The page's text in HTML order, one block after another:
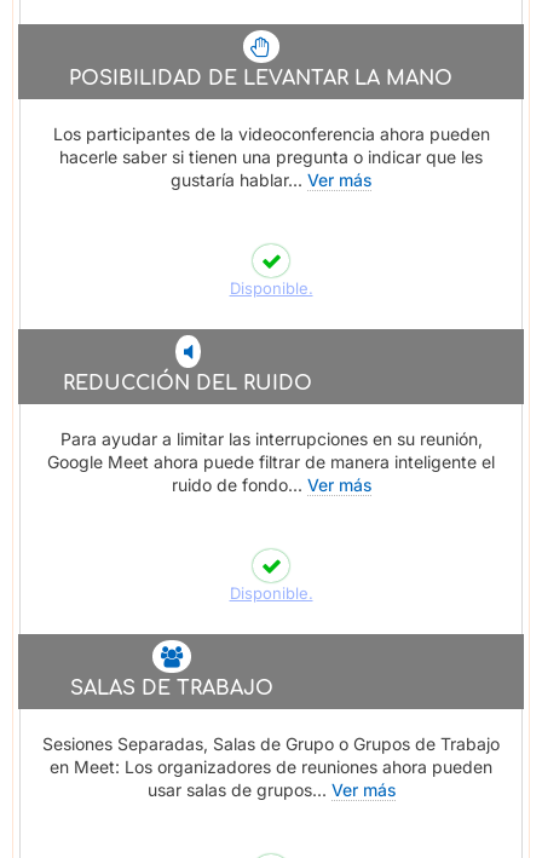
POSIBILIDAD DE LEVANTAR LA MANO
Los participantes de la videoconferencia ahora pueden
hacerle saber si tienen una pregunta o indicar que les
gustaría hablar... Ver más
Disponible.
REDUCCIÓN DEL RUIDO
Para ayudar a limitar las interrupciones en su reunión,
Google Meet ahora puede filtrar de manera inteligente el
ruido de fondo... Ver más
Disponible.
SALAS DE TRABAJO
Sesiones Separadas, Salas de Grupo o Grupos de Trabajo
en Meet: Los organizadores de reuniones ahora pueden
usar salas de grupos... Ver más